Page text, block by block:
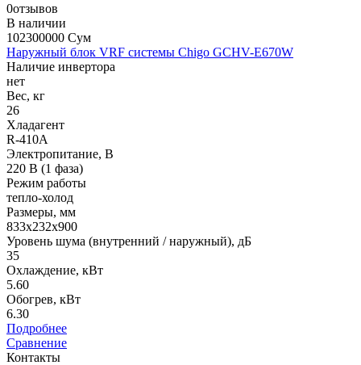
0отзывов
В наличии
102300000 Сум
Наружный блок VRF системы Chigo GCHV-E670W
Наличие инвертора
нет
Вес, кг
26
Хладагент
R-410A
Электропитание, В
220 В (1 фаза)
Режим работы
тепло-холод
Размеры, мм
833х232х900
Уровень шума (внутренний / наружный), дБ
35
Охлаждение, кВт
5.60
Обогрев, кВт
6.30
Подробнее
Сравнение
Контакты